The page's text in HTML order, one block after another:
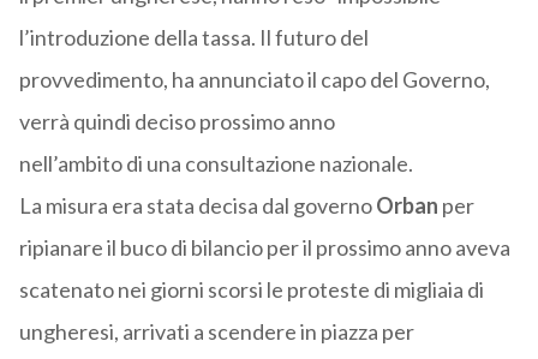
l’introduzione della tassa. Il futuro del
provvedimento, ha annunciato il capo del Governo,
verrà quindi deciso prossimo anno
nell’ambito di una consultazione nazionale.
La misura era stata decisa dal governoOrban per
ripianare il buco di bilancio per il prossimo anno aveva
scatenato nei giorni scorsi le proteste di migliaia di
ungheresi, arrivati a scendere in piazza per